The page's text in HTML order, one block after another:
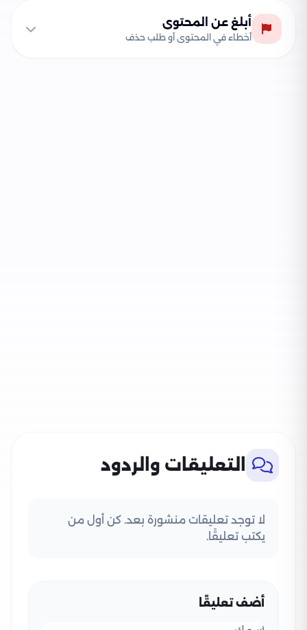
أبلغ عن المحتوى
أخطاء في المحتوى أو طلب حذف
التعليقات والردود
لا توجد تعليقات منشورة بعد. كن أول من
يكتب تعليقًا.
أضف تعليقًا